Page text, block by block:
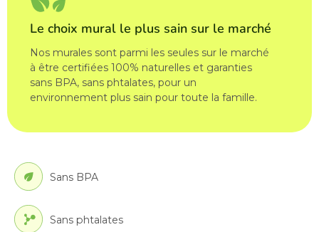
Le choix mural le plus sain sur le marché
Nos murales sont parmi les seules sur le marché
à être certifiées 100% naturelles et garanties
sans BPA, sans phtalates, pour un
environnement plus sain pour toute la famille.
Sans BPA
Sans phtalates